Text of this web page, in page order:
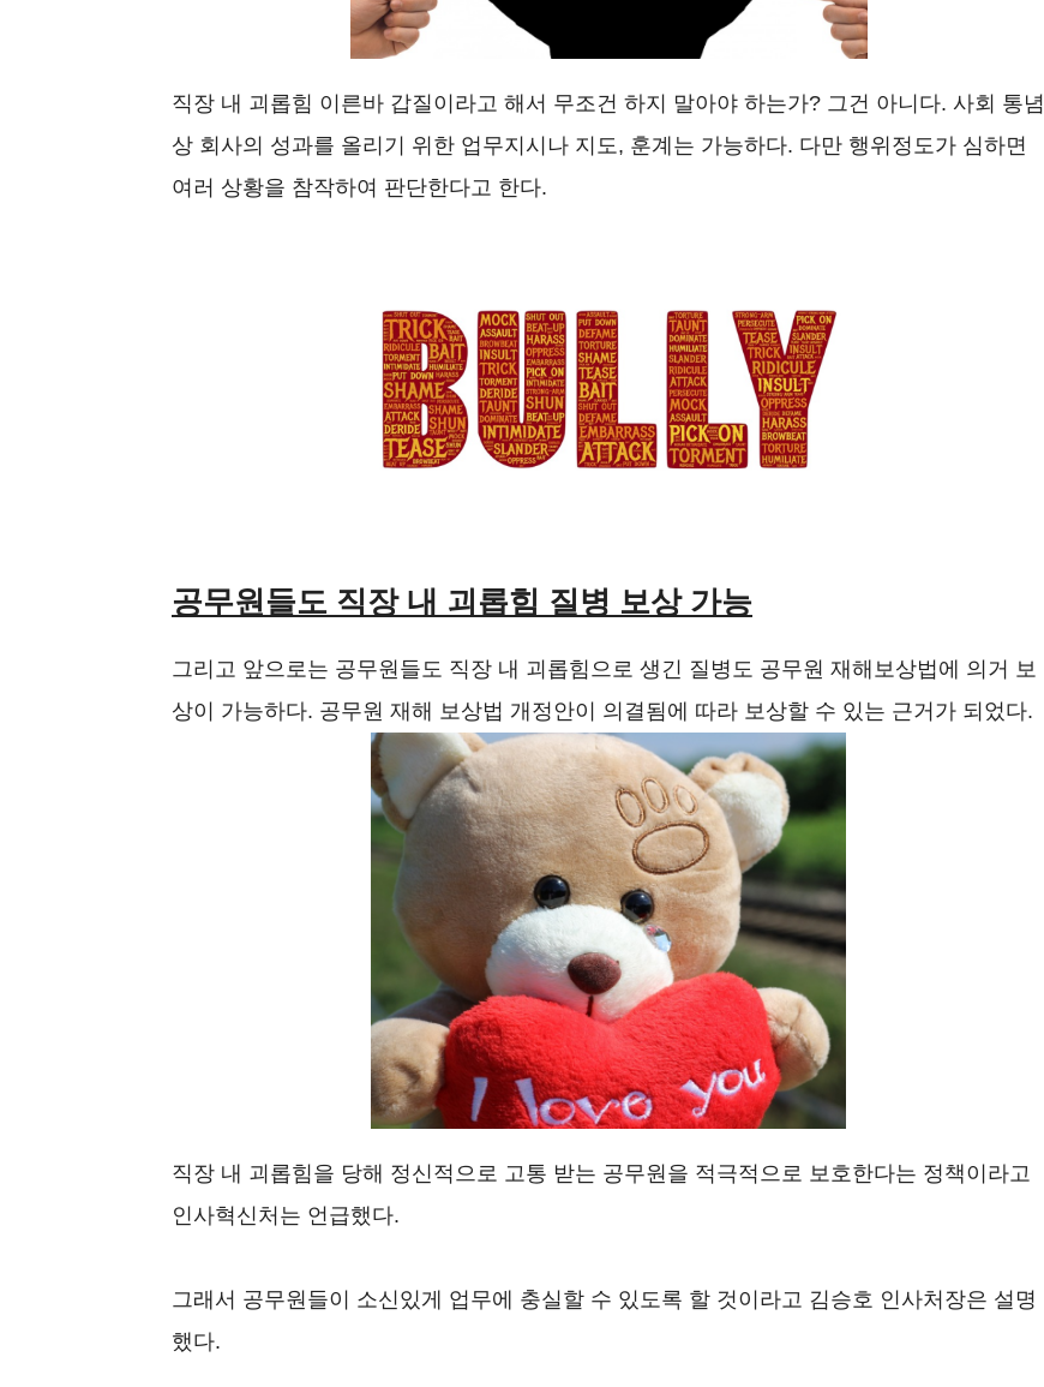
직장 내 괴롭힘 이른바 갑질이라고 해서 무조건 하지 말아야 하는가? 그건 아니다. 사회 통념
상 회사의 성과를 올리기 위한 업무지시나 지도, 훈계는 가능하다. 다만 행위정도가 심하면
여러 상황을 참작하여 판단한다고 한다.
공무원들도 직장 내 괴롭힘 질병 보상 가능
그리고 앞으로는 공무원들도 직장 내 괴롭힘으로 생긴 질병도 공무원 재해보상법에 의거 보
상이 가능하다. 공무원 재해 보상법 개정안이 의결됨에 따라 보상할 수 있는 근거가 되었다.
직장 내 괴롭힘을 당해 정신적으로 고통 받는 공무원을 적극적으로 보호한다는 정책이라고
인사혁신처는 언급했다.
그래서 공무원들이 소신있게 업무에 충실할 수 있도록 할 것이라고 김승호 인사처장은 설명
했다.